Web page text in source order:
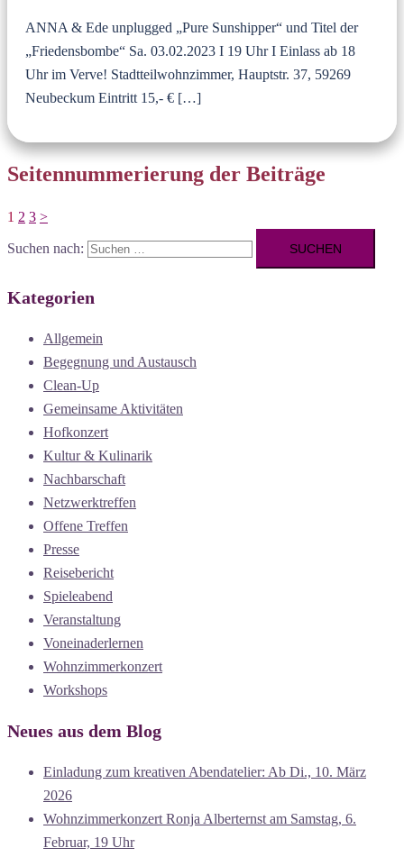
ANNA & Ede unplugged „Pure Sunshipper“ und Titel der
„Friedensbombe“ Sa. 03.02.2023 I 19 Uhr I Einlass ab 18
Uhr im Verve! Stadtteilwohnzimmer, Hauptstr. 37, 59269
Neubeckum Eintritt 15,- € […]
Seitennummerierung der Beiträge
1 2 3 >
Suchen nach:
Kategorien
Allgemein
Begegnung und Austausch
Clean-Up
Gemeinsame Aktivitäten
Hofkonzert
Kultur & Kulinarik
Nachbarschaft
Netzwerktreffen
Offene Treffen
Presse
Reisebericht
Spieleabend
Veranstaltung
Voneinaderlernen
Wohnzimmerkonzert
Workshops
Neues aus dem Blog
Einladung zum kreativen Abendatelier: Ab Di., 10. März
2026
Wohnzimmerkonzert Ronja Alberternst am Samstag, 6.
Februar, 19 Uhr